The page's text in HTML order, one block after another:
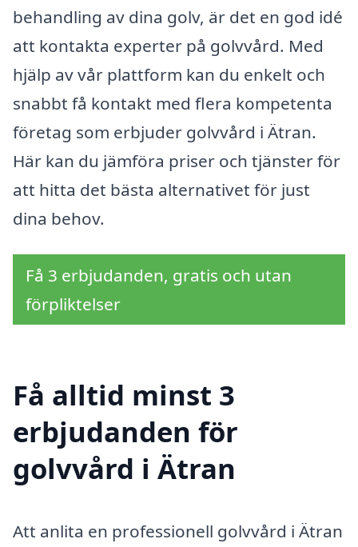
behandling av dina golv, är det en god idé
att kontakta experter på golvvård. Med
hjälp av vår plattform kan du enkelt och
snabbt få kontakt med flera kompetenta
företag som erbjuder golvvård i Ätran.
Här kan du jämföra priser och tjänster för
att hitta det bästa alternativet för just
dina behov.
Få 3 erbjudanden, gratis och utan
förpliktelser
Få alltid minst 3
erbjudanden för
golvvård i Ätran
Att anlita en professionell golvvård i Ätran